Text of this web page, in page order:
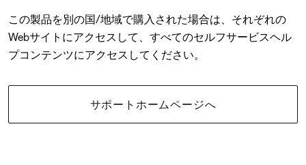
この製品を別の国/地域で購入された場合は、それぞれの
Webサイトにアクセスして、すべてのセルフサービスヘル
プコンテンツにアクセスしてください。
サポートホームページへ